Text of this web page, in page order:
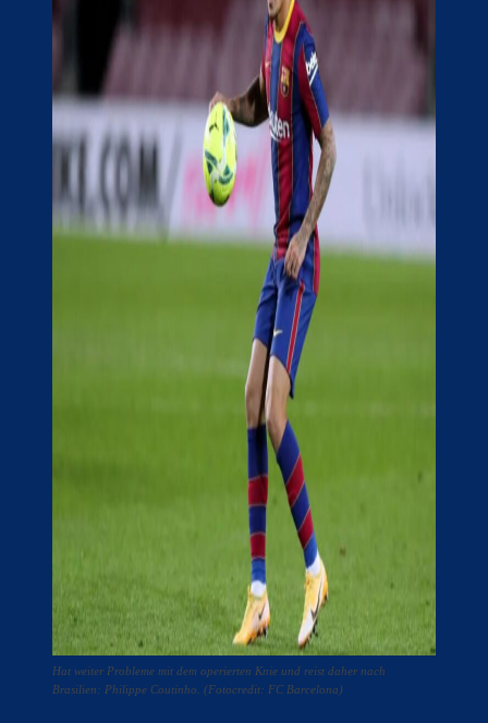
Hat weiter Probleme mit dem operierten Knie und reist daher nach
Brasilien: Philippe Coutinho. (Fotocredit: FC Barcelona)